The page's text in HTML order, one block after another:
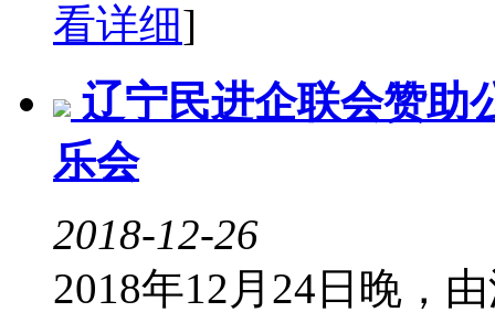
看详细]
辽宁民进企联会赞
乐会
2018-12-26
2018年12月24日晚，